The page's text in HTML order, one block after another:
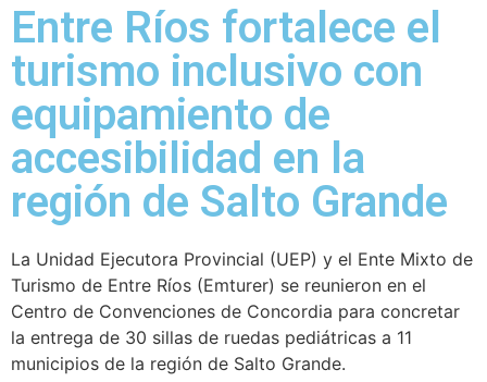
Entre Ríos fortalece el
turismo inclusivo con
equipamiento de
accesibilidad en la
región de Salto Grande
La Unidad Ejecutora Provincial (UEP) y el Ente Mixto de
Turismo de Entre Ríos (Emturer) se reunieron en el
Centro de Convenciones de Concordia para concretar
la entrega de 30 sillas de ruedas pediátricas a 11
municipios de la región de Salto Grande.